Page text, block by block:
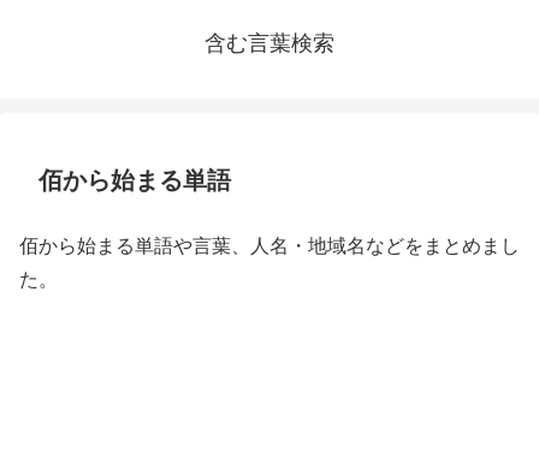
含む言葉検索
佰から始まる単語
佰から始まる単語や言葉、人名・地域名などをまとめまし
た。